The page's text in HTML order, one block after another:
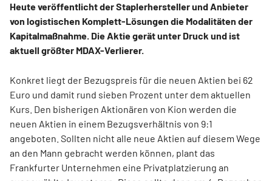
Heute veröffentlicht der Staplerhersteller und Anbieter
von logistischen Komplett-Lösungen die Modalitäten der
Kapitalmaßnahme. Die Aktie gerät unter Druck und ist
aktuell größter MDAX-Verlierer.
Konkret liegt der Bezugspreis für die neuen Aktien bei 62
Euro und damit rund sieben Prozent unter dem aktuellen
Kurs. Den bisherigen Aktionären von Kion werden die
neuen Aktien in einem Bezugsverhältnis von 9:1
angeboten. Sollten nicht alle neue Aktien auf diesem Wege
an den Mann gebracht werden können, plant das
Frankfurter Unternehmen eine Privatplatzierung an